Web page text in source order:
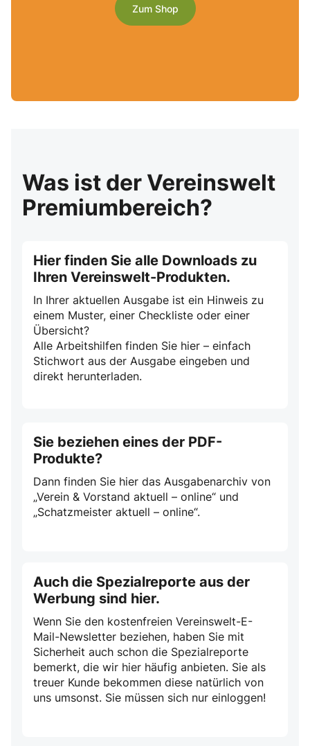
Zum Shop
Was ist der Vereinswelt
Premiumbereich?
Hier finden Sie alle Downloads zu
Ihren Vereinswelt-Produkten.
In Ihrer aktuellen Ausgabe ist ein Hinweis zu
einem Muster, einer Checkliste oder einer
Übersicht?
Alle Arbeitshilfen finden Sie hier – einfach
Stichwort aus der Ausgabe eingeben und
direkt herunterladen.
Sie beziehen eines der PDF-
Produkte?
Dann finden Sie hier das Ausgabenarchiv von
„Verein & Vorstand aktuell – online“ und
„Schatzmeister aktuell – online“.
Auch die Spezialreporte aus der
Werbung sind hier.
Wenn Sie den kostenfreien Vereinswelt-E-
Mail-Newsletter beziehen, haben Sie mit
Sicherheit auch schon die Spezialreporte
bemerkt, die wir hier häufig anbieten. Sie als
treuer Kunde bekommen diese natürlich von
uns umsonst. Sie müssen sich nur einloggen!